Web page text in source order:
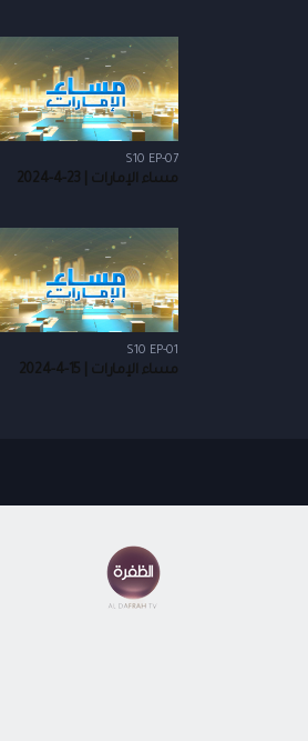
S10 EP-07
مساء الإمارات | 23-4-2024
S10 EP-01
مساء الإمارات | 15-4-2024